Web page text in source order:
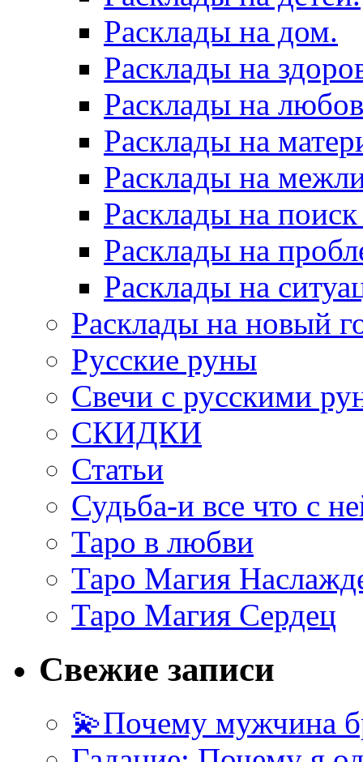
Расклады на дом.
Расклады на
Расклады на
Расклады на
Расклады на
Расклады на
Расклады на
Расклады на
Расклады на новый
Русские руны
Свечи с русскими
СКИДКИ
Статьи
Судьба-и все что с
Таро в любви
Таро Магия
Таро Магия Сердец
Свежие записи
💫Почему мужчина